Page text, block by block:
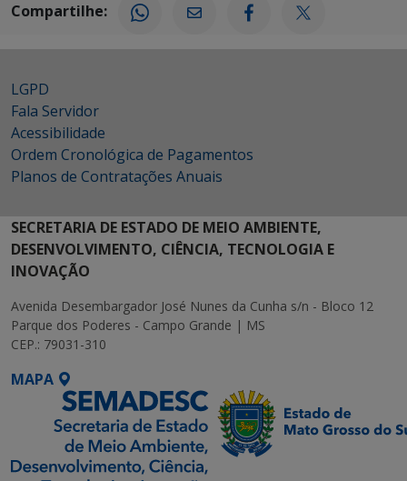
Compartilhe:
LGPD
Fala Servidor
Acessibilidade
Ordem Cronológica de Pagamentos
Planos de Contratações Anuais
SECRETARIA DE ESTADO DE MEIO AMBIENTE,
DESENVOLVIMENTO, CIÊNCIA, TECNOLOGIA E
INOVAÇÃO
Avenida Desembargador José Nunes da Cunha s/n - Bloco 12
Parque dos Poderes - Campo Grande | MS
CEP.: 79031-310
MAPA